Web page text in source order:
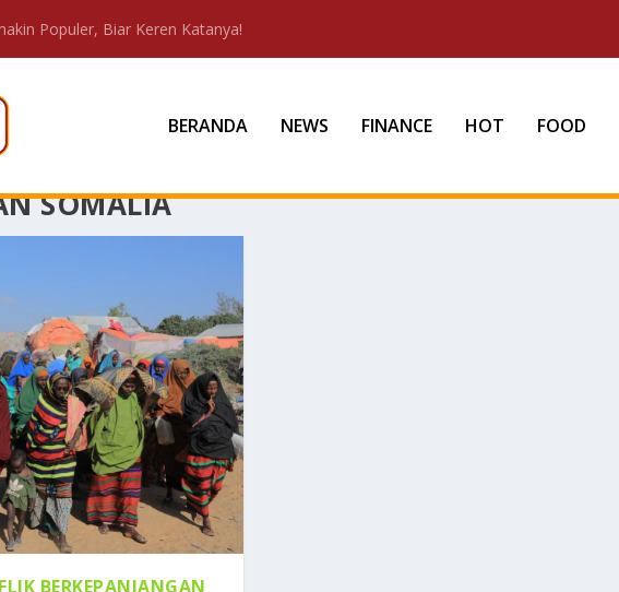
Populer, Biar Keren Katanya!
BERANDA NEWS FINANCE HOT FOOD
SOMALIA
BERKEPANJANGAN